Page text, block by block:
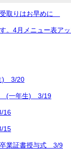
受取りはお早めに
。4月メニュー表アッ
) 3/20
(一年生) 3/19
16
15
業証書授与式 3/9